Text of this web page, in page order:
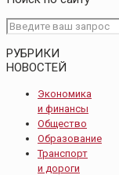
РУБРИКИ
НОВОСТЕЙ
Экономика
и финансы
Общество
Образование
Транспорт
и дороги